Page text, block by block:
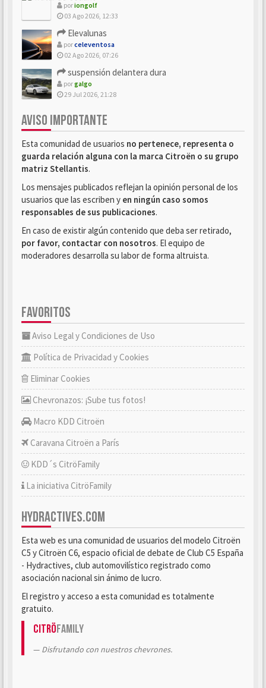
poriongolf
03 Ago 2026, 12:33
Elevalunas
porceleventosa
02 Ago 2026, 07:26
suspensión delantera dura
porgalgo
29 Jul 2026, 21:28
AVISO IMPORTANTE
Esta comunidad de usuarios no pertenece, representa o
guarda relación alguna con la marca Citroën o su grupo
matriz Stellantis.
Los mensajes publicados reflejan la opinión personal de los
usuarios que las escriben y en ningún caso somos
responsables de sus publicaciones.
En caso de existir algún contenido que deba ser retirado,
por favor, contactar con nosotros. El equipo de
moderadores desarrolla su labor de forma altruista.
FAVORITOS
Aviso Legal y Condiciones de Uso
Política de Privacidad y Cookies
Eliminar Cookies
Chevronazos: ¡Sube tus fotos!
Macro KDD Citroën
Caravana Citroën a París
KDD´s CitröFamily
La iniciativa CitröFamily
HYDRACTIVES.COM
Esta web es una comunidad de usuarios del modelo Citroën
C5 y Citroën C6, espacio oficial de debate de Club C5 España
- Hydractives, club automovilístico registrado como
asociación nacional sin ánimo de lucro.
El registro y acceso a esta comunidad es totalmente
gratuito.
CitröFamily
Disfrutando con nuestros chevrones.